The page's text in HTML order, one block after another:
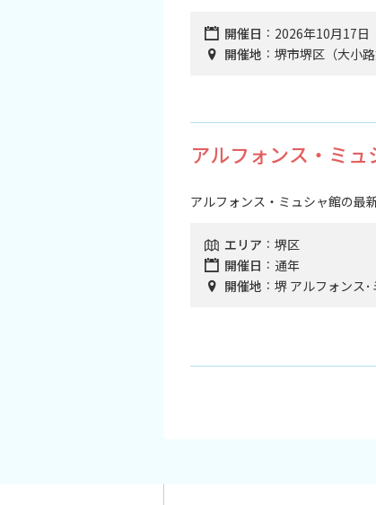
開催日
2026年10月17日
開催地
堺市堺区（大小路
アルフォンス・ミュ
アルフォンス・ミュシャ館の
エリア
堺区
開催日
通年
開催地
堺 アルフォンス･